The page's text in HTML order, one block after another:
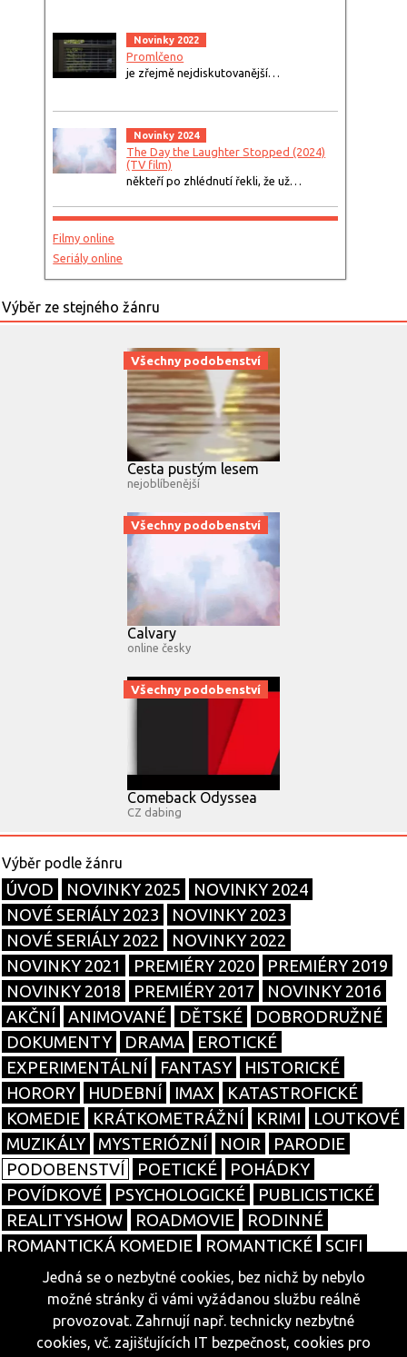
Novinky 2022
Promlčeno
je zřejmě nejdiskutovanější…
Novinky 2024
The Day the Laughter Stopped (2024)
(TV film)
někteří po zhlédnutí řekli, že už…
Filmy online
Seriály online
Všechny podobenství
Cesta pustým lesem
nejoblíbenější
Všechny podobenství
Calvary
online česky
Všechny podobenství
Comeback Odyssea
CZ dabing
ÚVOD NOVINKY 2025
NOVINKY 2024
NOVÉ SERIÁLY 2023
NOVINKY 2023
NOVÉ SERIÁLY 2022
NOVINKY 2022
NOVINKY 2021
PREMIÉRY 2020
PREMIÉRY 2019
NOVINKY 2018
PREMIÉRY 2017
NOVINKY 2016
AKČNÍ
ANIMOVANÉ DĚTSKÉ
DOBRODRUŽNÉ
DOKUMENTY
DRAMA
EROTICKÉ
EXPERIMENTÁLNÍ
FANTASY
HISTORICKÉ
HORORY
HUDEBNÍ IMAX
KATASTROFICKÉ
KOMEDIE
KRÁTKOMETRÁŽNÍ KRIMI
LOUTKOVÉ
MUZIKÁLY
MYSTERIÓZNÍ NOIR
PARODIE
PODOBENSTVÍ
POETICKÉ
POHÁDKY
POVÍDKOVÉ
PSYCHOLOGICKÉ
PUBLICISTICKÉ
REALITYSHOW
ROADMOVIE
RODINNÉ
ROMANTICKÁ KOMEDIE
ROMANTICKÉ
SCIFI
SOUTĚŽNÍ
SPORTOVNÍ TALKSHOW
TANEČNÍ
TELENOVELY
THRILLERY
TRAGIKOMEDIE
VÁLEČNÉ
WESTERNY ŽIVOTOPISNÉ SERIÁLY
Jedná se o nezbytné cookies, bez nichž by nebylo
možné stránky či vámi vyžádanou službu reálně
provozovat. Zahrnují např. technicky nezbytné
cookies, vč. zajišťujících IT bezpečnost, cookies pro